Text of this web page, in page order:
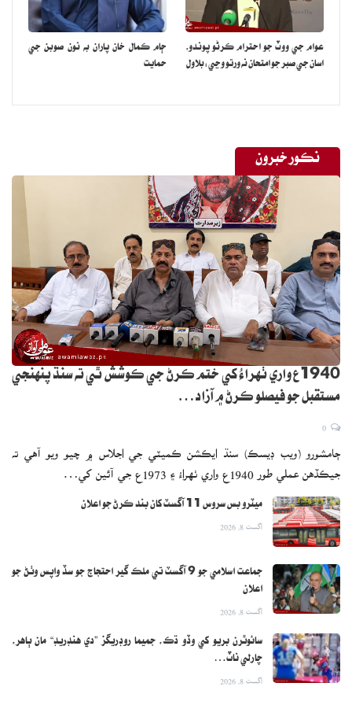
عوام جي ووٽ جو احترام ڪرڻو پوندو،
اسان جي صبر جو امتحان نه ورتو وڃي:بلاول
ڄام ڪمال خان پاران به نون صوبن جي
حمايت
نڪور خبرون
1940ع واري ٺهراءُ کي ختم ڪرڻ جي ڪوشش ٿي ته سنڌ پنهنجي
مستقبل جو فيصلو ڪرڻ ۾ آزاد…
ڄامشورو (ويب ڊيسڪ) سنڌ ايڪشن ڪميٽي جي اجلاس ۾ چيو ويو آهي ته
جيڪڏهن عملي طور 1940ع واري ٺهراءُ ۽ 1973ع جي آئين کي…
ميٽرو بس سروس 11 آگسٽ کان بند ڪرڻ جو اعلان
اگست 8, 2026
جماعت اسلامي جو 9 آگسٽ تي ملڪ گير احتجاج جو سڏ واپس وٺڻ جو
اعلان
اگست 8, 2026
سائوٿرن بريو کي وڏو ڌڪ، جميما روڊريگز ”دي هنڊريڊ“ مان ٻاهر،
چارلي ناٽ…
اگست 8, 2026